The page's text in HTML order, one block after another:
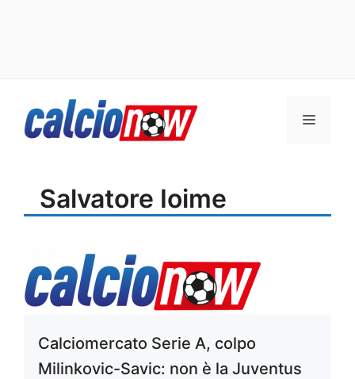
Menu
Salvatore Ioime
Calciomercato Serie A, colpo
Milinkovic-Savic: non è la Juventus